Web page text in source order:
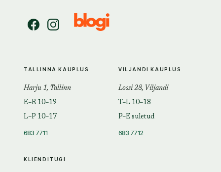
KLIENDITUGI
TALLINNA KAUPLUS
Harju 1, Tallinn
E–R 10–19
L–P 10–17
683 7711
VILJANDI KAUPLUS
Lossi 28, Viljandi
T–L 10–18
P–E suletud
683 7712